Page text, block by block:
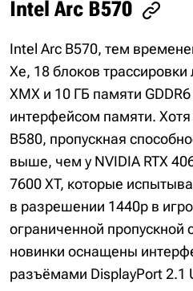
Intel Arc B570
Intel Arc B570, тем
Xe, 18 блоков
XMX и 10 ГБ памяти
интерфейсом памяти.
B580, пропускная
выше, чем у NVIDIA RTX
7600 XT, которые
в разрешении 1440p в
ограниченной пропускной
новинки оснащены
разъёмами DisplayPort 2.1